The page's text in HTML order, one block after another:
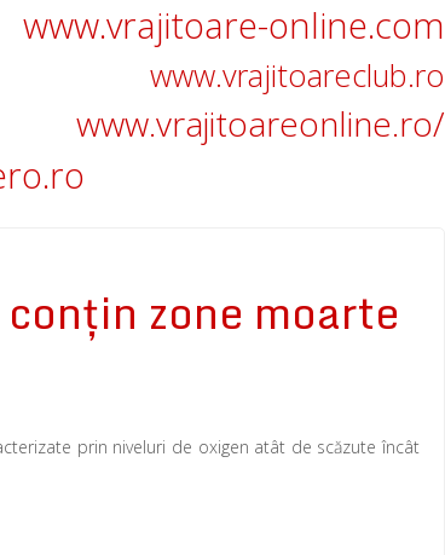
www.vrajitoare-online.com
www.vrajitoareclub.ro
www.vrajitoareonline.ro/
zone moarte
prin niveluri de oxigen atât de scăzute încât